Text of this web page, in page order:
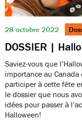
28 octobre 2022
DOSSIER |
Saviez-vous que
importance au
participer à cette fête
le dossier que nous
idées pour passer à
Halloween!